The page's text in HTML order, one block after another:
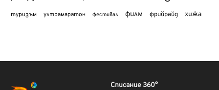
туризъм ултрамаратон фестивал филм фрийрайд хижа
Списание 360°